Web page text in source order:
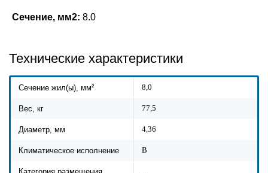
Сечение, мм2: 8.0
Технические характеристики
Сечение жил(ы), мм² 8,0
Вес, кг 77,5
Диаметр, мм 4,36
Климатическое исполнение В